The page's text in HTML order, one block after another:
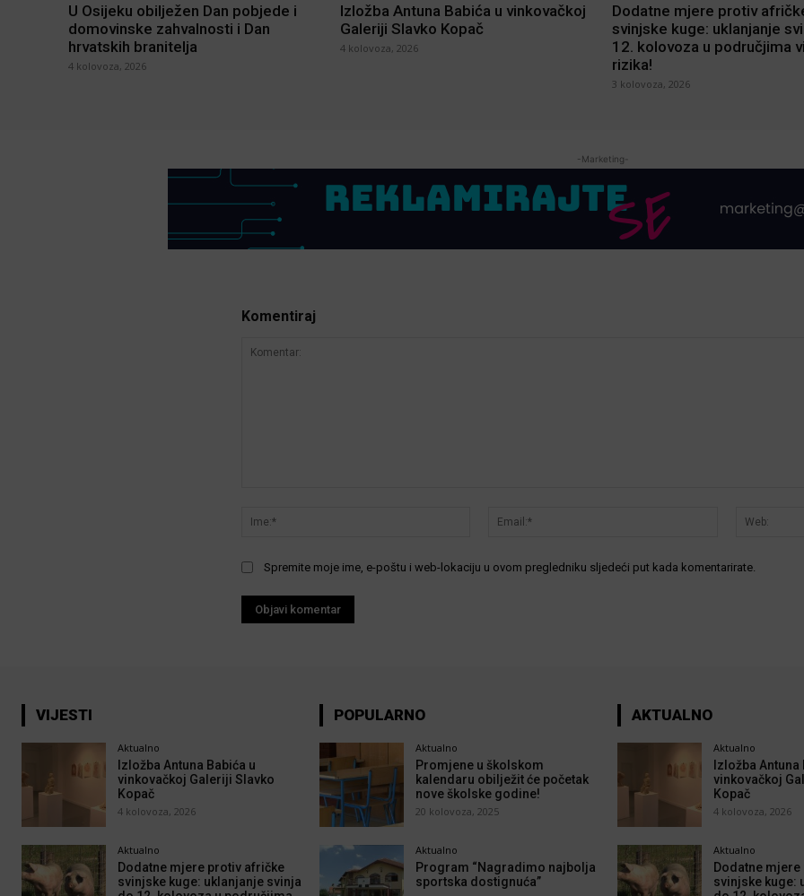
U Osijeku obilježen Dan pobjede i
domovinske zahvalnosti i Dan
hrvatskih branitelja
4 kolovoza, 2026
Izložba Antuna Babića u vinkovačkoj
Galeriji Slavko Kopač
4 kolovoza, 2026
Dodatne mjere protiv
svinjske kuge: uklanjanje
12. kolovoza u područjima
rizika!
3 kolovoza, 2026
-Marketing-
Komentiraj
Ime:*
Email:*
Spremite moje ime, e-poštu i web-lokaciju u ovom pregledniku sljedeći put kada komentarirate.
VIJESTI
Aktualno
Izložba Antuna Babića u
vinkovačkoj Galeriji Slavko
Kopač
4 kolovoza, 2026
Aktualno
Dodatne mjere protiv afričke
svinjske kuge: uklanjanje svinja
POPULARNO
Aktualno
Promjene u školskom
kalendaru obilježit će početak
nove školske godine!
20 kolovoza, 2025
Aktualno
Program “Nagradimo najbolja
sportska dostignuća”
AKTUALNO
Aktualno
Izložba Antuna
vinkovačkoj
Kopač
4 kolovoza, 2026
Aktualno
Dodatne
svinjske kuge: